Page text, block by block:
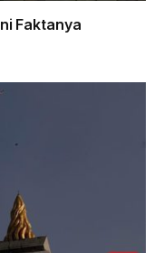
Faktanya